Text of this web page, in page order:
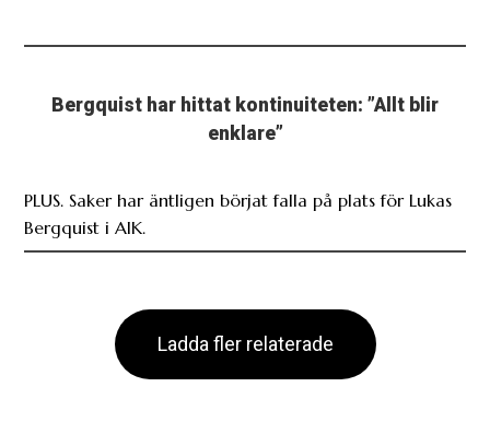
Bergquist har hittat kontinuiteten: ”Allt blir
enklare”
PLUS. Saker har äntligen börjat falla på plats för Lukas
Bergquist i AIK.
Ladda fler relaterade